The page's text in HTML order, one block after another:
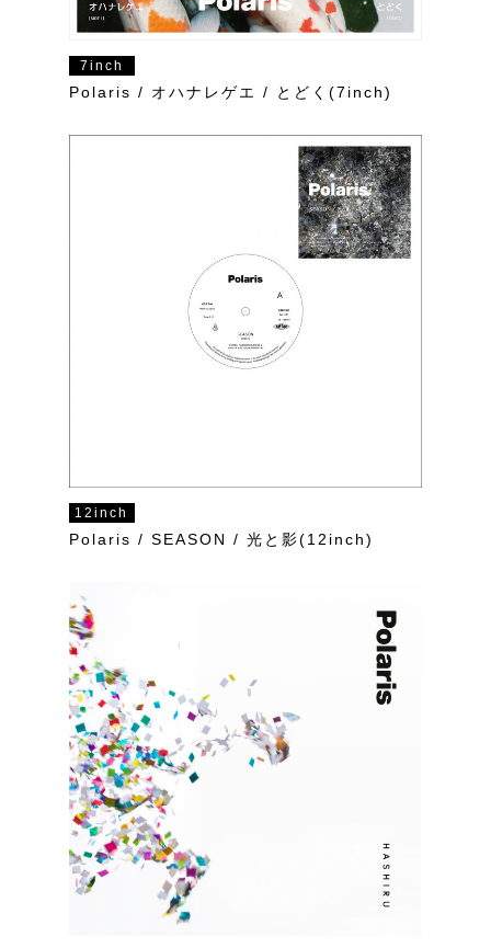
7inch
Polaris / オハナレゲエ / とどく(7inch)
12inch
Polaris / SEASON / 光と影(12inch)